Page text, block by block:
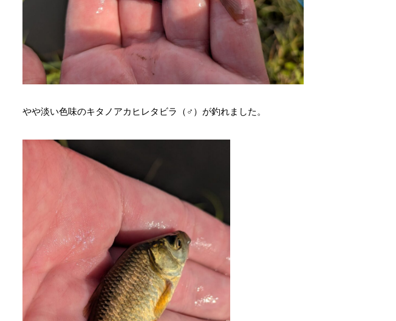
やや淡い色味のキタノアカヒレタビラ（♂）が釣れました。